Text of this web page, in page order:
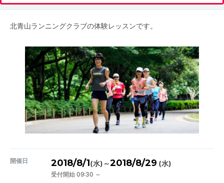
北青山ランニングクラブの体験レッスンです。
開催日 2018/8/1(水) ～2018/8/29 (水)
受付開始 09:30 ～